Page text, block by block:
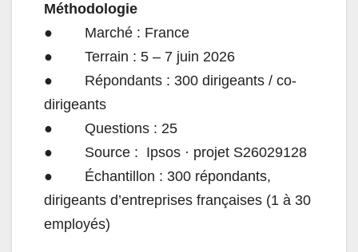
Méthodologie
● Marché : France
● Terrain : 5 – 7 juin 2026
● Répondants : 300 dirigeants / co-
dirigeants
● Questions : 25
● Source : Ipsos · projet S26029128
● Échantillon : 300 répondants,
dirigeants d’entreprises françaises (1 à 30
employés)